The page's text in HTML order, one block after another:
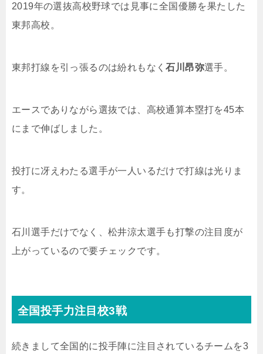
2019年の選抜高校野球では見事に全国優勝を果たした
東邦高校。
東邦打線を引っ張るのは紛れもなく石川昂弥選手。
エースでありながら選抜では、高校通算本塁打を45本
にまで伸ばしました。
投打に冴えわたる選手が一人いるだけで打線は光りま
す。
石川選手だけでなく、松井涼太選手も打撃の注目度が
上がっているので要チェックです。
全国投手力注目校3戦
続きまして全国的に投手陣に注目されているチームを3